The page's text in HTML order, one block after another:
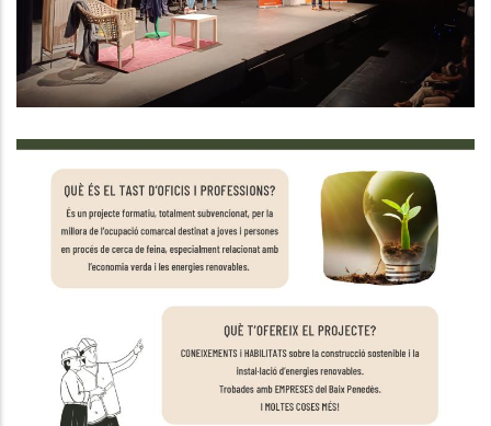
PROGRAMA DE FORMACIÓ I
OCUPACIÓ EN ECONOMIA VERDA:
TAST D'OFICIS I PROFESSIONS
Ocupació